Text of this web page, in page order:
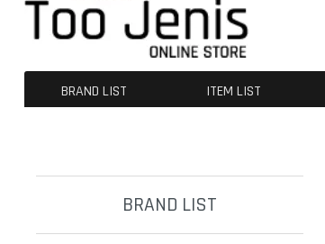
BRAND LIST
ITEM LIST
BRAND LIST